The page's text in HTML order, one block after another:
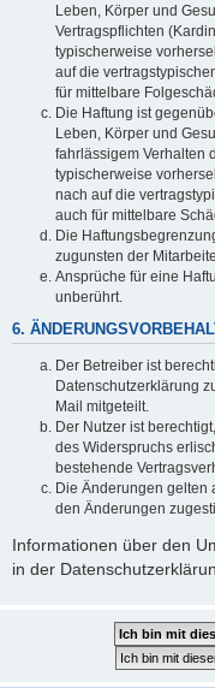
Leben, Körper und
Vertragspflichten
typischerweise
auf die
für mittelbare
Die Haftung ist
Leben, Körper und
fahrlässigem Verhalten
typischerweise
nach auf die
auch für mittelbare
Die
zugunsten der
Ansprüche für eine
unberührt.
6.
Der Betreiber ist
Datenschutzerklärung
Mail mitgeteilt.
Der Nutzer ist
des Widerspruchs
bestehende
Die Änderungen gelten
den Änderungen
Informationen über den
in der